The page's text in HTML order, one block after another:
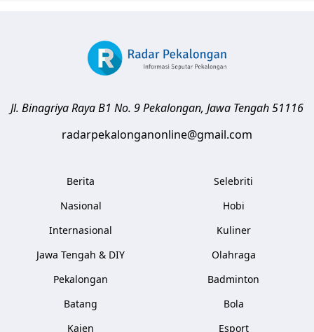
Jl. Binagriya Raya B1 No. 9Pekalongan, Jawa Tengah51116
radarpekalonganonline@gmail.com
Berita
Nasional
Internasional
Jawa Tengah & DIY
Pekalongan
Batang
Kajen
Selebriti
Hobi
Kuliner
Olahraga
Badminton
Bola
Esport